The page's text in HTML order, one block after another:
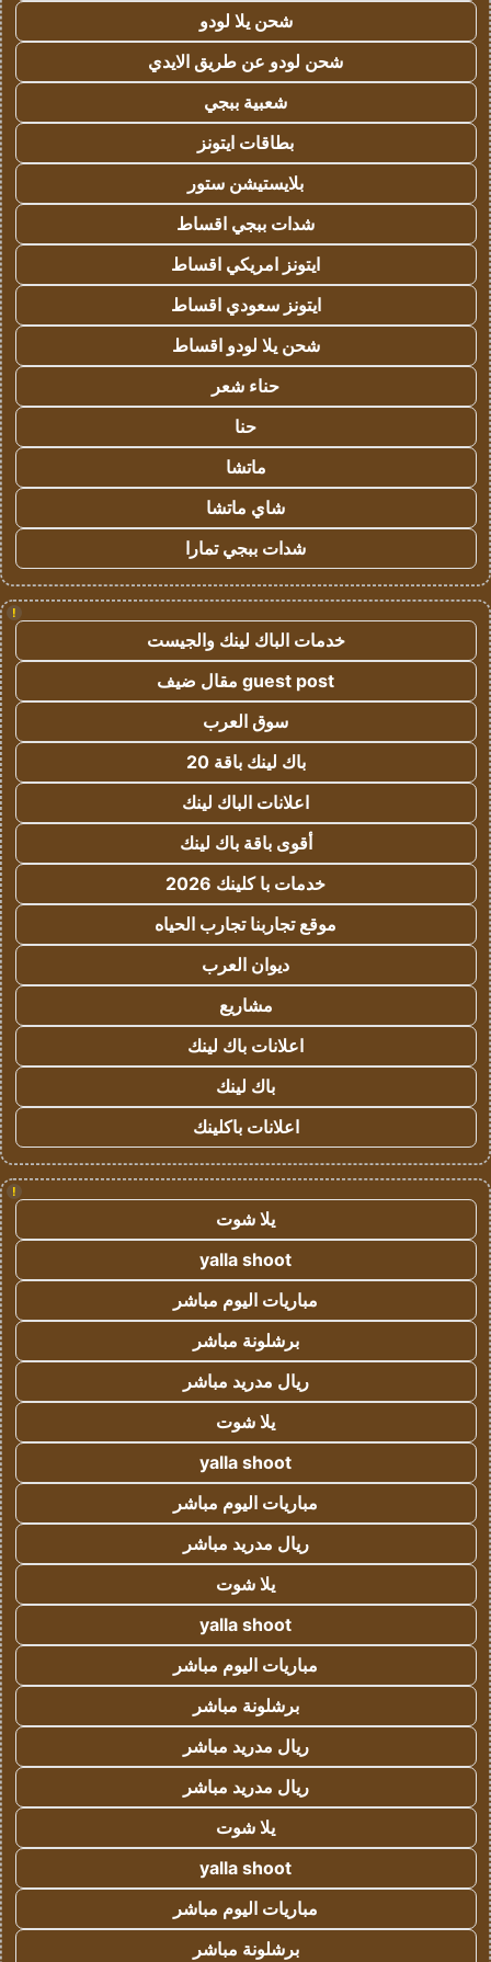
شحن يلا لودو
شحن لودو عن طريق الايدي
شعبية ببجي
بطاقات ايتونز
بلايستيشن ستور
شدات ببجي اقساط
ايتونز امريكي اقساط
ايتونز سعودي اقساط
شحن يلا لودو اقساط
حناء شعر
حنا
ماتشا
شاي ماتشا
شدات ببجي تمارا
!
خدمات الباك لينك والجيست
guest post مقال ضيف
سوق العرب
باك لينك باقة 20
اعلانات الباك لينك
أقوى باقة باك لينك
خدمات با كلينك 2026
موقع تجاربنا تجارب الحياه
ديوان العرب
مشاريع
اعلانات باك لينك
باك لينك
اعلانات باكلينك
!
يلا شوت
yalla shoot
مباريات اليوم مباشر
برشلونة مباشر
ريال مدريد مباشر
يلا شوت
yalla shoot
مباريات اليوم مباشر
ريال مدريد مباشر
يلا شوت
yalla shoot
مباريات اليوم مباشر
برشلونة مباشر
ريال مدريد مباشر
ريال مدريد مباشر
يلا شوت
yalla shoot
مباريات اليوم مباشر
برشلونة مباشر